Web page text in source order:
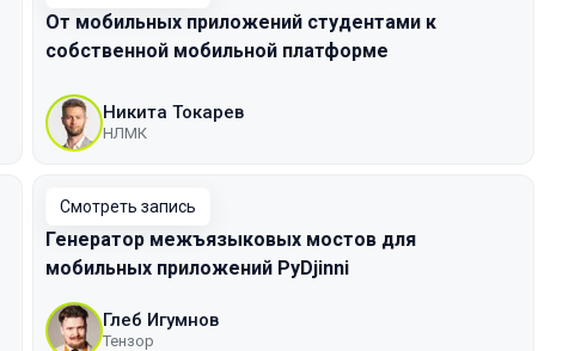
От мобильных приложений студентами к
собственной мобильной платформе
Никита Токарев
НЛМК
Смотреть запись
Генератор межъязыковых мостов для
мобильных приложений PyDjinni
Глеб Игумнов
Тензор